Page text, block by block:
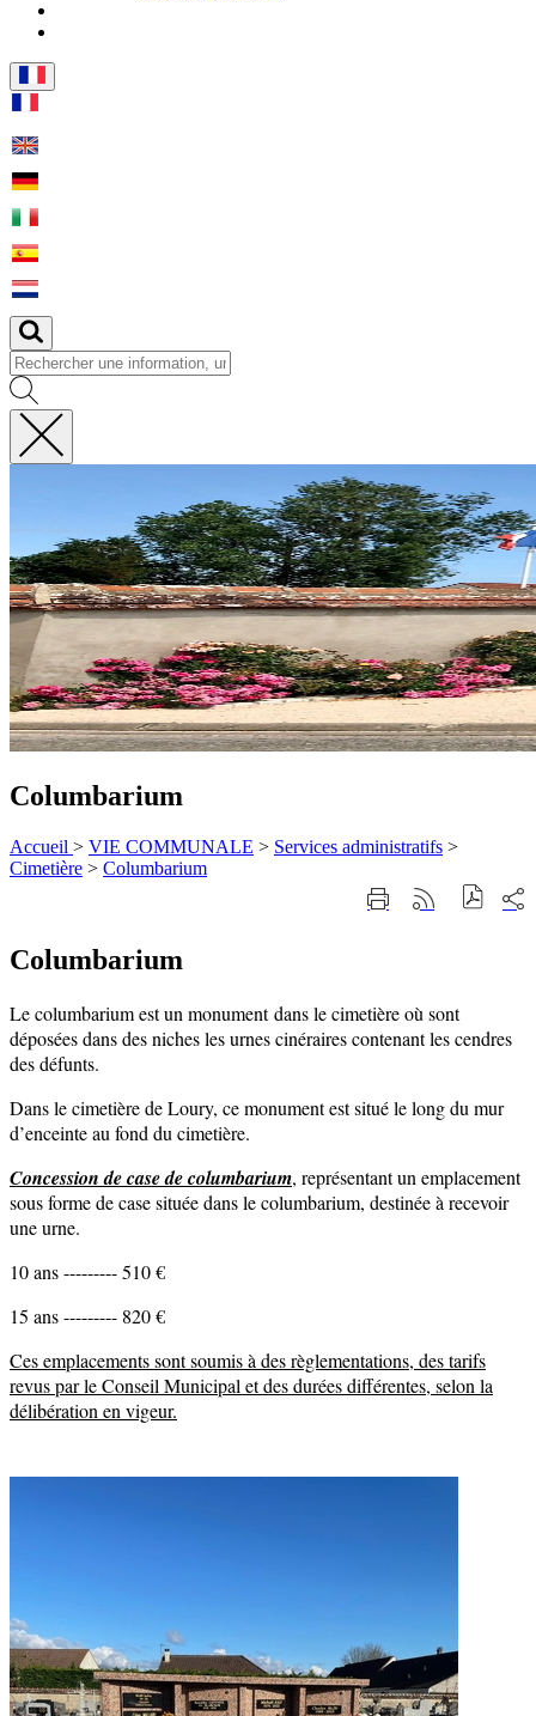
Fermer
Columbarium
Accueil > VIE COMMUNALE > Services administratifs >
Cimetière > Columbarium
ImprimerGénérer
sur
Columbarium
Le columbarium est un monument dans le cimetière où sont
déposées dans des niches les urnes cinéraires contenant les cendres
des défunts.
Dans le cimetière de Loury, ce monument est situé le long du mur
d’enceinte au fond du cimetière.
Concession de case de columbarium, représentant un emplacement
sous forme de case située dans le columbarium, destinée à recevoir
une urne.
10 ans --------- 510 €
15 ans --------- 820 €
Ces emplacements sont soumis à des règlementations, des tarifs
revus par le Conseil Municipal et des durées différentes, selon la
délibération en vigeur.